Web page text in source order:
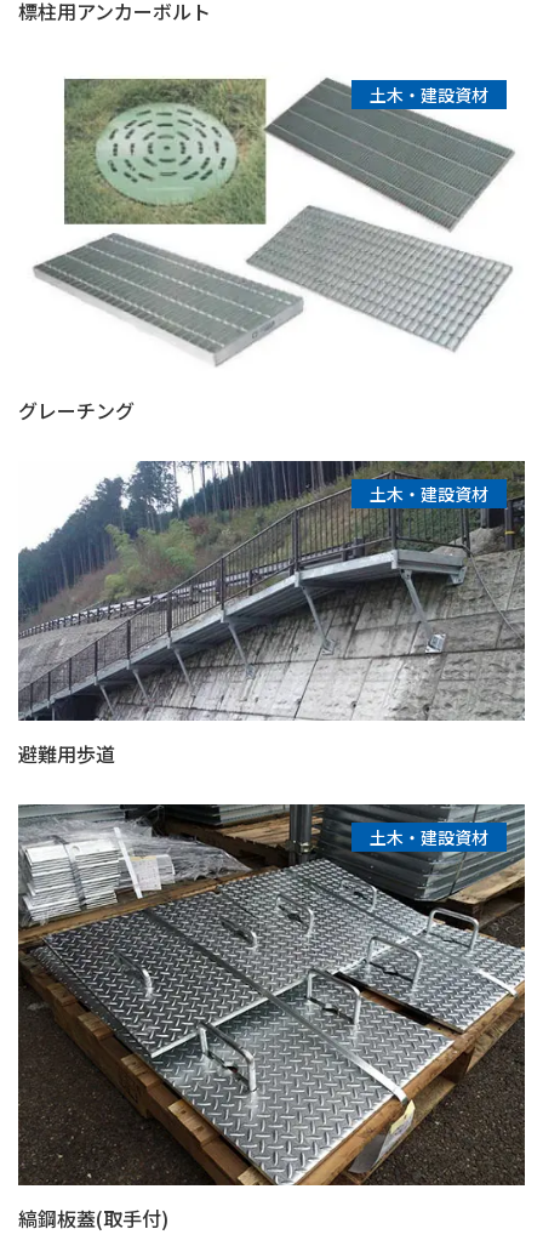
標柱用アンカーボルト
土木・建設資材
グレーチング
土木・建設資材
避難用歩道
土木・建設資材
縞鋼板蓋(取手付)